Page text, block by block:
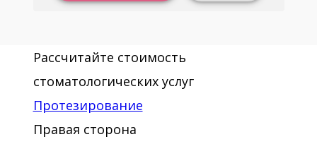
Рассчитайте стоимость
стоматологических услуг
Протезирование
Правая сторона